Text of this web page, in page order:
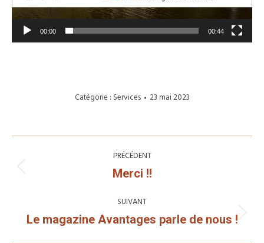
00:00 00:44
Catégorie : Services 23 mai 2023
Navigation
article PRÉCÉDENT
Article
:
Merci !!
SUIVANT
Article
Le magazine Avantages parle de nous !